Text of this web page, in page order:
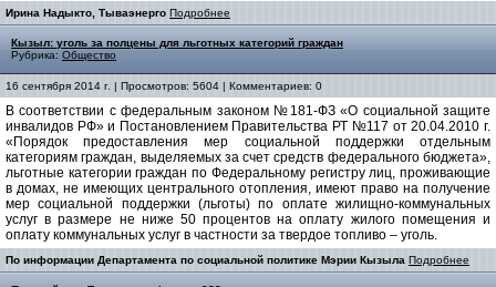
Ирина Надыкто, Тываэнерго Подробнее
Кызыл: уголь за полцены для льготных категорий граждан
Рубрика: Общество
16 сентября 2014 г. | Просмотров: 5604 | Комментариев: 0
В соответствии с федеральным законом №181-ФЗ «О социальной защите
инвалидов РФ» и Постановлением Правительства РТ №117 от 20.04.2010 г.
«Порядок предоставления мер социальной поддержки отдельным
категориям граждан, выделяемых за счет средств федерального бюджета»,
льготные категории граждан по Федеральному регистру лиц, проживающие
в домах, не имеющих центрального отопления, имеют право на получение
мер социальной поддержки (льготы) по оплате жилищно-коммунальных
услуг в размере не ниже 50 процентов на оплату жилого помещения и
оплату коммунальных услуг в частности за твердое топливо – уголь.
По информации Департамента по социальной политике Мэрии Кызыла Подробнее